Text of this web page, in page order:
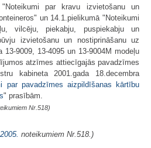
par kravu izvietošanu un
un 14.1.pielikumā "Noteikumi
vilcēju, piekabju, puspiekabju un
izvietošanu un nostiprināšanu uz
9009, 13-4095 un 13-9004M modeļu
atzīmes attiecīgajās pavadzīmes
kabineta 2001.gada 18.decembra
par pavadzīmes aizpildīšanas kārtību
" prasībām.
Nr.518)
noteikumiem Nr.518.)